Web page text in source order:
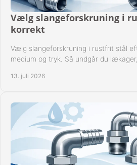
Vælg slangeforskruning i
korrekt
Vælg slangeforskruning i rustfrit stål
medium og tryk. Så undgår du
13. juli 2026